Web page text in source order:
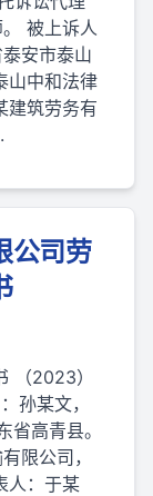
被上诉人
安市泰山
山中和法律
建筑劳务有
公司劳
（2023）
孙某文，
高青县。
限公司，
人：于某